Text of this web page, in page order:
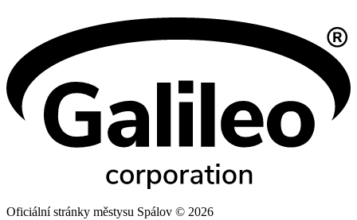
Oficiální stránky městysu Spálov © 2026